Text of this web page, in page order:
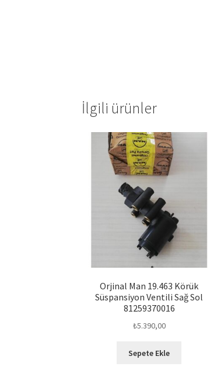
İlgili ürünler
Orjinal Man 19.463 Körük
Süspansiyon Ventili Sağ Sol
81259370016
₺5.390,00
Sepete Ekle